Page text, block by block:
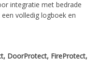
integratie met bedrade
volledig logboek en
DoorProtect, FireProtect,